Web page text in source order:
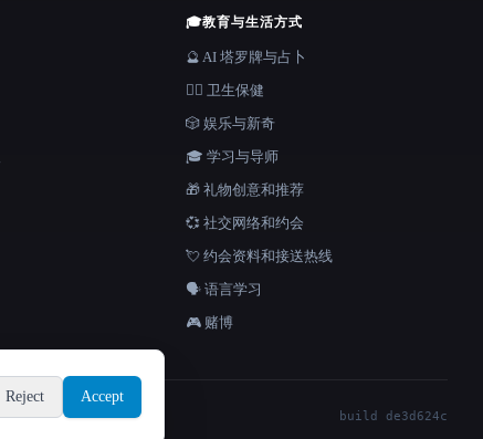
🎓教育与生活方式
🔮 AI 塔罗牌与占卜
👩‍⚕️ 卫生保健
🎲 娱乐与新奇
🎓 学习与导师
🎁 礼物创意和推荐
💞 社交网络和约会
💘 约会资料和接送热线
🗣️ 语言学习
🎮 赌博
build de3d624c
Reject Accept